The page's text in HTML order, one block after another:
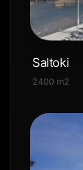
Saltoki
2400 m2